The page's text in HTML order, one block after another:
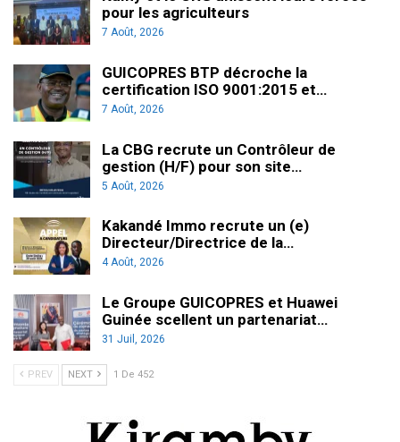
pour les agriculteurs
7 Août, 2026
GUICOPRES BTP décroche la
certification ISO 9001:2015 et…
7 Août, 2026
La CBG recrute un Contrôleur de
gestion (H/F) pour son site…
5 Août, 2026
Kakandé Immo recrute un (e)
Directeur/Directrice de la…
4 Août, 2026
Le Groupe GUICOPRES et Huawei
Guinée scellent un partenariat…
31 Juil, 2026
PREV NEXT 1 De 452